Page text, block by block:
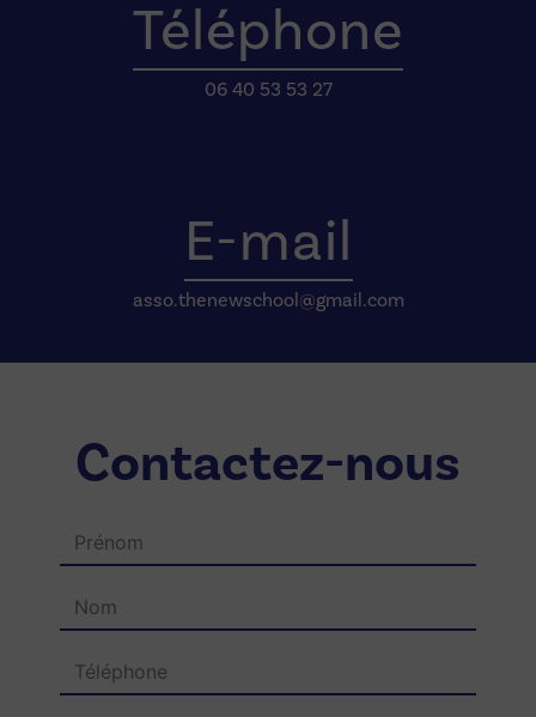
Téléphone
06 40 53 53 27
E-mail
asso.thenewschool@gmail.com
Contactez-nous